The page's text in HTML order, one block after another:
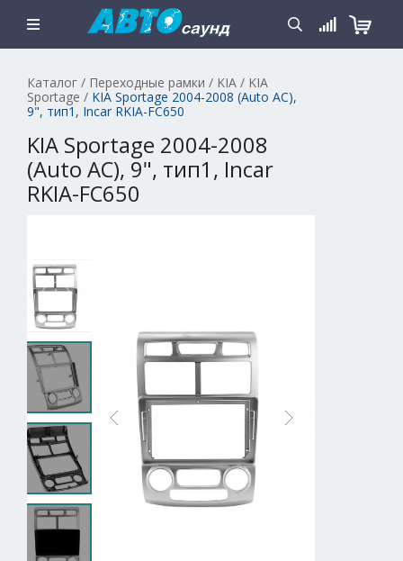
Каталог / Переходные рамки / KIA / KIA
Sportage / KIA Sportage 2004-2008 (Auto AC),
9", тип1, Incar RKIA-FC650
KIA Sportage 2004-2008
(Auto AC), 9", тип1, Incar
RKIA-FC650